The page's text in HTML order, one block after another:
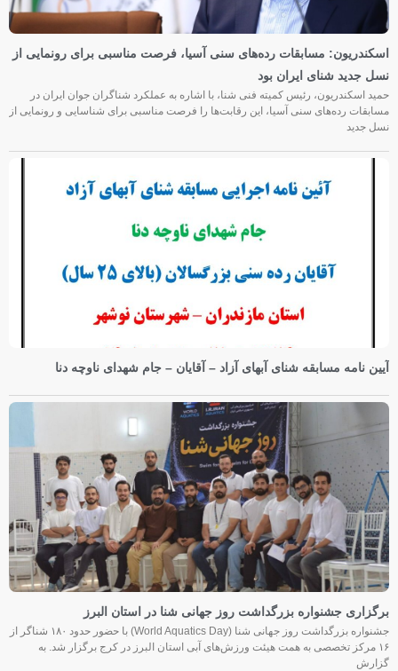
اسکندریون: مسابقات رده‌های سنی آسیا، فرصت مناسبی برای رونمایی از
نسل جدید شنای ایران بود
حمید اسکندریون، رئیس کمیته فنی شنا، با اشاره به عملکرد شناگران جوان ایران در
مسابقات رده‌های سنی آسیا، این رقابت‌ها را فرصت مناسبی برای شناسایی و رونمایی از
نسل جدید
آیین نامه مسابقه شنای آبهای آزاد – آقایان – جام شهدای ناوچه دنا
برگزاری جشنواره بزرگداشت روز جهانی شنا در استان البرز
جشنواره بزرگداشت روز جهانی شنا (World Aquatics Day) با حضور حدود ۱۸۰ شناگر از
۱۶ مرکز تخصصی به همت هیئت ورزش‌های آبی استان البرز در کرج برگزار شد. به
گزارش